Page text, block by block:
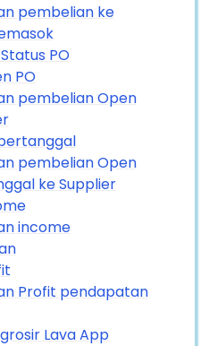
pembelian ke
PO
PO
pembelian Open
pembelian Open
ke Supplier
income
Profit pendapatan
Lava App